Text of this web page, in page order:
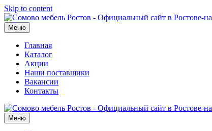
Skip to content
Меню
Главная
Каталог
Акции
Наши поставщики
Вакансии
Контакты
Меню